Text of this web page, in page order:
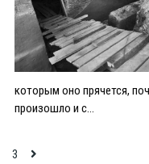
которым оно прячется,
произошло и с…
3